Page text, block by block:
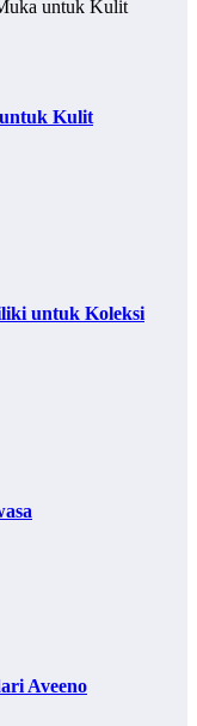
Kulit
untuk Koleksi
Aveeno